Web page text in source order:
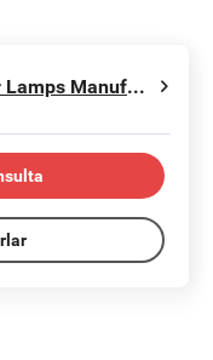
Jiangsu Flohar Lamps Manufacturing Co., Ltd.